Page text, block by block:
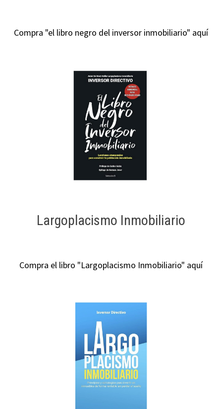
Compra "el libro negro del inversor inmobiliario" aquí
Largoplacismo Inmobiliario
Compra el libro "Largoplacismo Inmobiliario" aquí